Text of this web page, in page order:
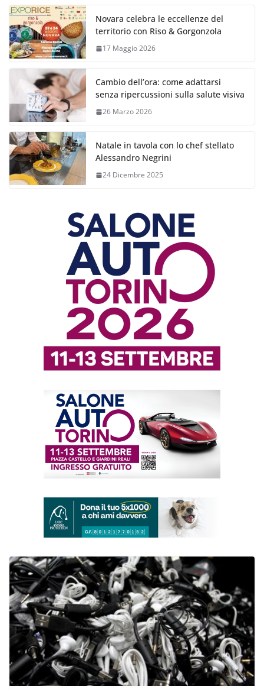
Novara celebra le eccellenze del
territorio con Riso & Gorgonzola
17 Maggio 2026
Cambio dell’ora: come adattarsi
senza ripercussioni sulla salute visiva
26 Marzo 2026
Natale in tavola con lo chef stellato
Alessandro Negrini
24 Dicembre 2025